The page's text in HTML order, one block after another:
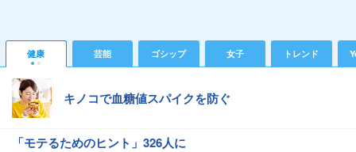
健康 芸能 ゴシップ 女子 トレンド
キノコで血糖値スパイクを防ぐ
「モテるためのヒント」326人に